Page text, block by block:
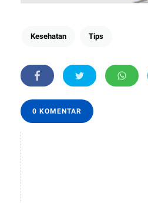
Kesehatan Tips
0 KOMENTAR